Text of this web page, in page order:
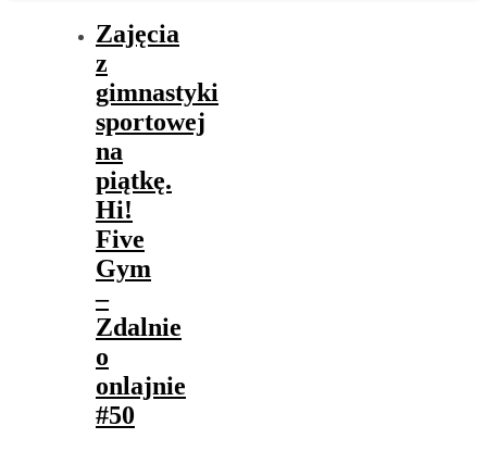
Zajęcia
z
gimnastyki
sportowej
na
piątkę.
Hi!
Five
Gym
–
Zdalnie
o
onlajnie
#50